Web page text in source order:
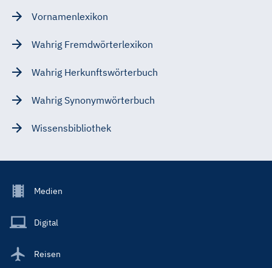
Vornamenlexikon
Wahrig Fremdwörterlexikon
Wahrig Herkunftswörterbuch
Wahrig Synonymwörterbuch
Wissensbibliothek
Footer
Main
Medien
Digital
Reisen